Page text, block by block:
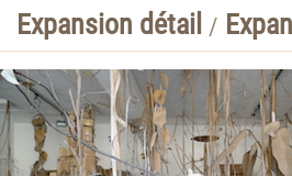
Expansion détail /